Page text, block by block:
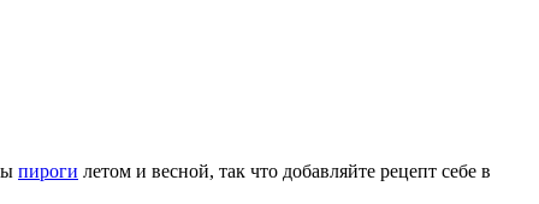
пироги летом и весной, так что добавляйте рецепт себе в